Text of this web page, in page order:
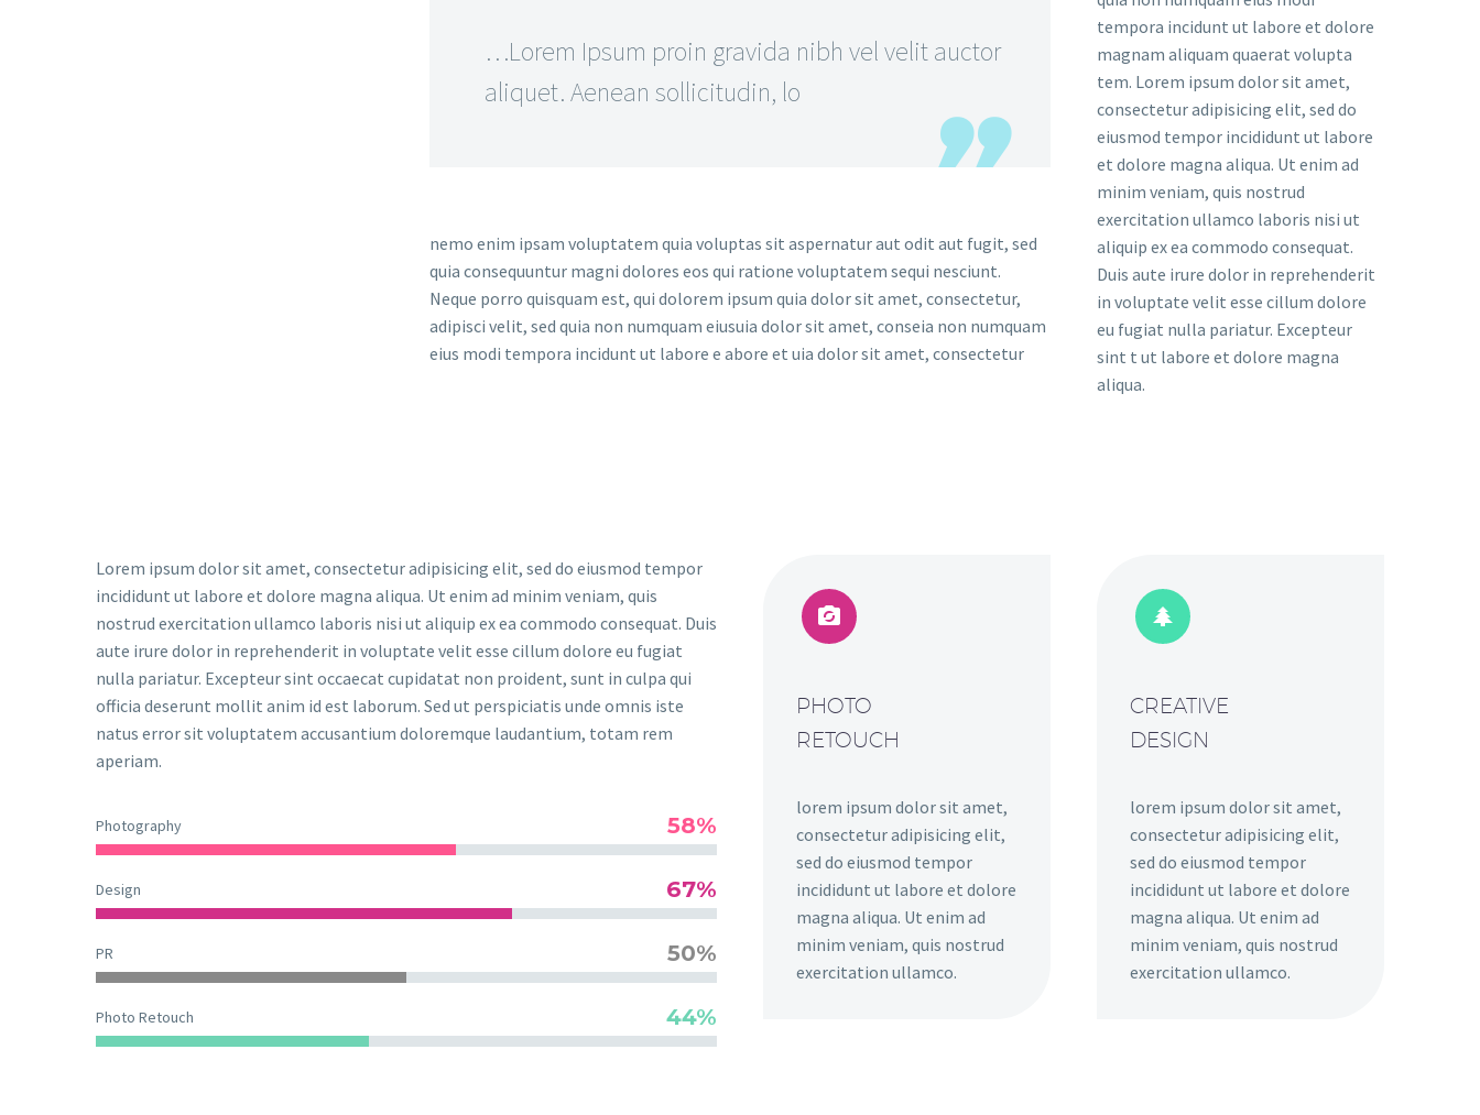
…Lorem Ipsum proin gravida nibh vel velit auctor
aliquet. Aenean sollicitudin, lo
nemo enim ipsam voluptatem quia voluptas sit aspernatur aut odit aut fugit, sed
quia consequuntur magni dolores eos qui ratione voluptatem sequi nesciunt.
Neque porro quisquam est, qui dolorem ipsum quia dolor sit amet, consectetur,
adipisci velit, sed quia non numquam eiusuia dolor sit amet, conseia non numquam
eius modi tempora incidunt ut labore e abore et uia dolor sit amet, consectetur
tempora incidunt ut labore et dolore
magnam aliquam quaerat volupta
tem. Lorem ipsum dolor sit amet,
consectetur adipisicing elit, sed do
eiusmod tempor incididunt ut labore
et dolore magna aliqua. Ut enim ad
minim veniam, quis nostrud
exercitation ullamco laboris nisi ut
aliquip ex ea commodo consequat.
Duis aute irure dolor in reprehenderit
in voluptate velit esse cillum dolore
eu fugiat nulla pariatur. Excepteur
sint t ut labore et dolore magna
aliqua.
Lorem ipsum dolor sit amet, consectetur adipisicing elit, sed do eiusmod tempor
incididunt ut labore et dolore magna aliqua. Ut enim ad minim veniam, quis
nostrud exercitation ullamco laboris nisi ut aliquip ex ea commodo consequat. Duis
aute irure dolor in reprehenderit in voluptate velit esse cillum dolore eu fugiat
nulla pariatur. Excepteur sint occaecat cupidatat non proident, sunt in culpa qui
officia deserunt mollit anim id est laborum. Sed ut perspiciatis unde omnis iste
natus error sit voluptatem accusantium doloremque laudantium, totam rem
aperiam.
Photography 58%
Design 67%
PR 50%
Photo Retouch 44%


PHOTO
RETOUCH
lorem ipsum dolor sit amet,
consectetur adipisicing elit,
sed do eiusmod tempor
incididunt ut labore et dolore
magna aliqua. Ut enim ad
minim veniam, quis nostrud
exercitation ullamco.


CREATIVE
DESIGN
lorem ipsum dolor sit amet,
consectetur adipisicing elit,
sed do eiusmod tempor
incididunt ut labore et dolore
magna aliqua. Ut enim ad
minim veniam, quis nostrud
exercitation ullamco.